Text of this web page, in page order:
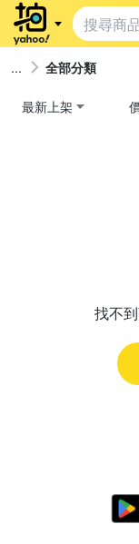
全部分類
最新上架
找不